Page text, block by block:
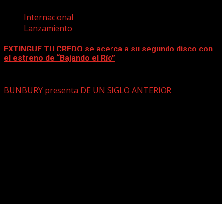
Internacional
Lanzamiento
EXTINGUE TU CREDO se acerca a su segundo disco con
el estreno de “Bajando el Río”
BUNBURY presenta DE UN SIGLO ANTERIOR